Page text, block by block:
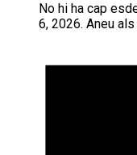
No hi ha cap
6, 2026. Aneu als